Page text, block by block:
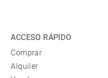
ACCESO RÁPIDO
Comprar
Alquiler